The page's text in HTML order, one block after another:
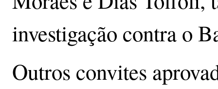
investigação contra o
Outros convites